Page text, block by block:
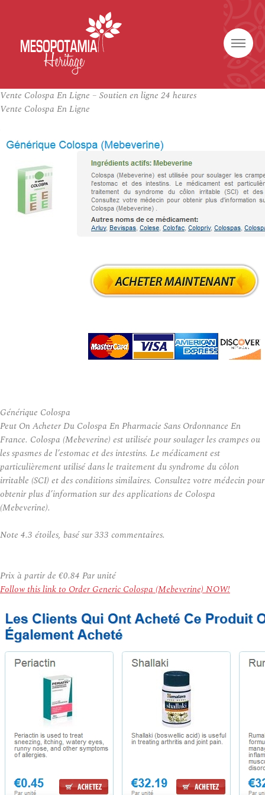
Vente Colospa En Ligne – Soutien en ligne 24 heures
Vente Colospa En Ligne
Générique Colospa
Peut On Acheter Du Colospa En Pharmacie Sans Ordonnance En
France. Colospa (Mebeverine) est utilisée pour soulager les crampes ou
les spasmes de l’estomac et des intestins. Le médicament est
particulièrement utilisé dans le traitement du syndrome du côlon
irritable (SCI) et des conditions similaires. Consultez votre médecin pour
obtenir plus d’information sur des applications de Colospa
(Mebeverine).
Note 4.3 étoiles, basé sur333 commentaires.
Prix à partir de €0.84 Par unité
Follow this link to Order Generic Colospa (Mebeverine) NOW!